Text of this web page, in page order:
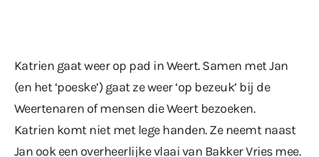
Katrien gaat weer op pad in Weert. Samen met Jan
(en het ‘poeske’) gaat ze weer ‘op bezeuk’ bij de
Weertenaren of mensen die Weert bezoeken.
Katrien komt niet met lege handen. Ze neemt naast
Jan ook een overheerlijke vlaai van Bakker Vries mee.